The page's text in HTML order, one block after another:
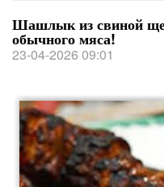
Шашлык из свиной
обычного мяса!
23-04-2026 09:01